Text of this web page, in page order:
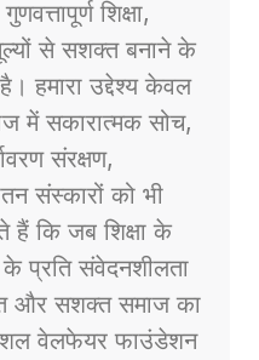
शिक्षा,
से सशक्त बनाने के
हमारा उद्देश्य केवल
में सकारात्मक सोच,
संरक्षण,
संस्कारों को भी
हैं कि जब शिक्षा के
प्रति संवेदनशीलता
और सशक्त समाज का
वेलफेयर फाउंडेशन